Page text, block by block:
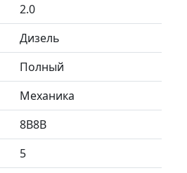
2.0
Дизель
Полный
Механика
8B8B
5